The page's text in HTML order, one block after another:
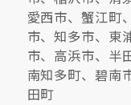
愛西市、蟹江町
市、知多市、東
市、高浜市、半
南知多町、碧南
田町